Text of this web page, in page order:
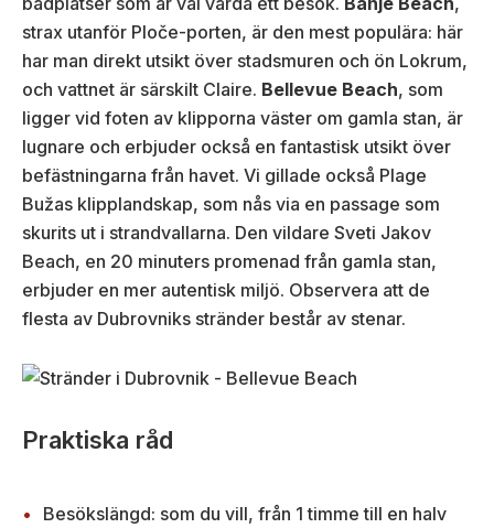
strax utanför Ploče-porten, är den mest populära: här
har man direkt utsikt över stadsmuren och ön Lokrum,
och vattnet är särskilt Claire. Bellevue Beach, som
ligger vid foten av klipporna väster om gamla stan, är
lugnare och erbjuder också en fantastisk utsikt över
befästningarna från havet. Vi gillade också Plage
Bužas klipplandskap, som nås via en passage som
skurits ut i strandvallarna. Den vildare Sveti Jakov
Beach, en 20 minuters promenad från gamla stan,
erbjuder en mer autentisk miljö. Observera att de
flesta av Dubrovniks stränder består av stenar.
Praktiska råd
Besökslängd: som du vill, från 1 timme till en halv